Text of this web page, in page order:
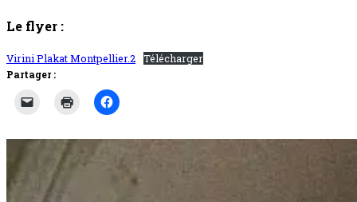
Le flyer :
Virini Plakat Montpellier.2
Télécharger
Partager :